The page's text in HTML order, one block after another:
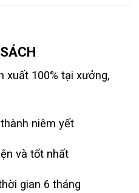
xuất 100% tại xưởng,
niêm yết
và tốt nhất
gian 6 tháng